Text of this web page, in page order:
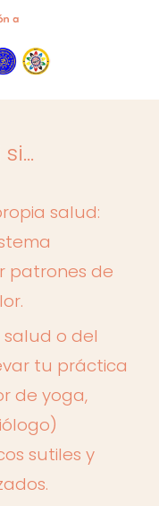
salud:
patrones de
salud o del
tu práctica
de yoga,
sutiles y